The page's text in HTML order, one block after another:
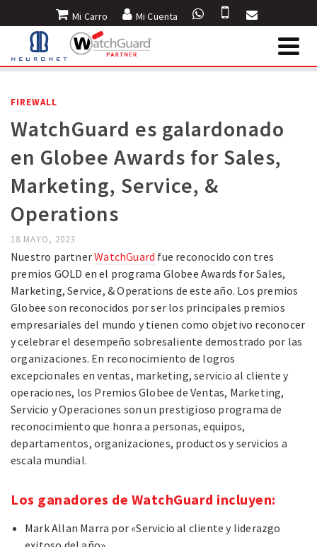
Mi Carro Mi Cuenta
INICIO BLOG » FIREWALL»WATCHGUARD ES GALARDONADO EN GLOBEE
AWARDS FOR SALES, MARKETING, SERVICE, & OPERATIONS
FIREWALL
WatchGuard es galardonado
en Globee Awards for Sales,
Marketing, Service, &
Operations
18 MAYO, 2023
Nuestro partnerWatchGuard fue reconocido con tres
premios GOLD en el programa Globee Awards for Sales,
Marketing, Service, & Operations de este año. Los premios
Globee son reconocidos por ser los principales premios
empresariales del mundo y tienen como objetivo reconocer
y celebrar el desempeño sobresaliente demostrado por las
organizaciones. En reconocimiento de logros
excepcionales en ventas, marketing, servicio al cliente y
operaciones, los Premios Globee de Ventas, Marketing,
Servicio y Operaciones son un prestigioso programa de
reconocimiento que honra a personas, equipos,
departamentos, organizaciones, productos y servicios a
escala mundial.
Los ganadores de WatchGuard incluyen:
Mark Allan Marra por «Servicio al cliente y liderazgo